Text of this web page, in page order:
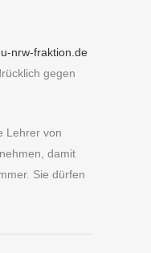
nrw-fraktion.de
gegen
Lehrer von
damit
Sie dürfen